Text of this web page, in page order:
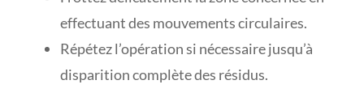
effectuant des mouvements circulaires.
Répétez l’opération si nécessaire jusqu’à
disparition complète des résidus.